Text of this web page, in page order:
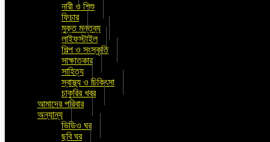
নারী ও শিশু
ফিচার
মুক্ত মন্তব্য
লাইফস্টাইল
শিল্প ও সংস্কৃতি
সাক্ষাতকার
সাহিত্য
স্বাস্থ্য ও চিকিৎসা
চাকুরির খবর
আমাদের পরিবার
অন্যান্য
ভিডিও ঘর
ছবি ঘর